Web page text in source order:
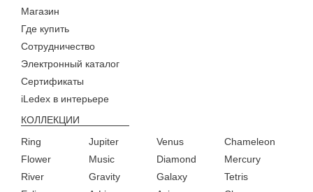
Магазин
Где купить
Сотрудничество
Электронный каталог
Сертификаты
iLedex в интерьере
КОЛЛЕКЦИИ
Ring
Flower
Jupiter
Music
Venus
Diamond
Chameleon
Mercury
River
Gravity
Galaxy
Tetris